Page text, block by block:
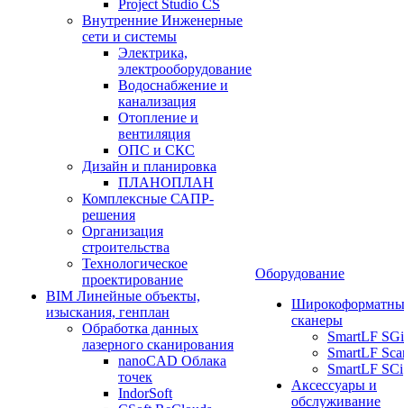
Project Studio CS
Внутренние Инженерные
сети и системы
Электрика,
электрооборудование
Водоснабжение и
канализация
Отопление и
вентиляция
ОПС и СКС
Дизайн и планировка
ПЛАНОПЛАН
Комплексные САПР-
решения
Организация
строительства
Технологическое
проектирование
BIM Линейные объекты,
изыскания, генплан
Обработка данных
лазерного сканирования
nanoCAD Облака
точек
IndorSoft
Оборудование
сканеры
SmartLF SGi
SmartLF
SmartLF SCi
Аксессуары и
обслуживание